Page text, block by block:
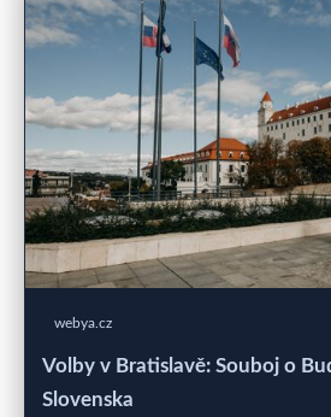
webya.cz
Volby v Bratislavě: Souboj o
Slovenska